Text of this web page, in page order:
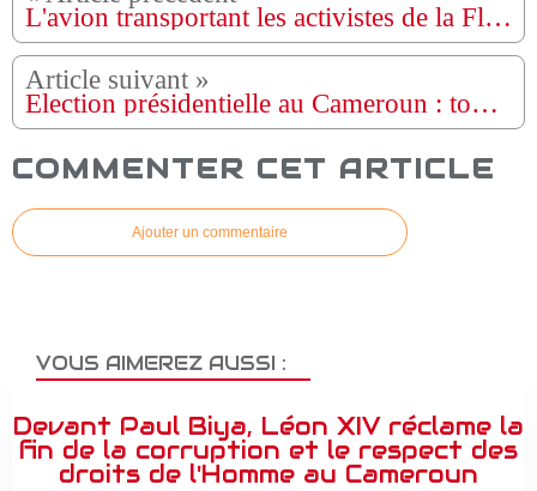
L'avion transportant les activistes de la Flottille de la Liberté atterrit à Istanbul
Élection présidentielle au Cameroun : tout ce qu’il faut savoir
COMMENTER CET ARTICLE
Ajouter un commentaire
VOUS AIMEREZ AUSSI :
Devant Paul Biya, Léon XIV réclame la
fin de la corruption et le respect des
droits de l'Homme au Cameroun